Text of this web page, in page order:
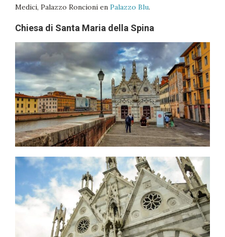
Medici, Palazzo Roncioni en Palazzo Blu.
Chiesa di Santa Maria della Spina